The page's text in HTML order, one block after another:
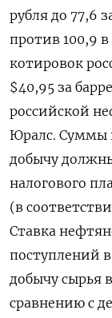
рубля до ​77,6
против ⁠100,9
котировок
$40,95 за
российской
Юралс. Суммы
добычу
налогового
(в
Ставка
поступлений
добычу сырья
‍сравнению с